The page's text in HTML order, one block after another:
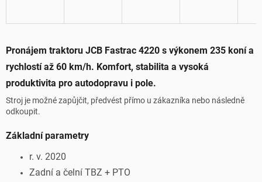
Pronájem traktoru JCB Fastrac 4220 s výkonem 235 koní a
rychlostí až 60 km/h. Komfort, stabilita a vysoká
produktivita pro autodopravu i pole.
Stroj je možné zapůjčit, předvést přímo u zákazníka nebo následně
odkoupit.
Základní parametry
r. v. 2020
Zadní a čelní TBZ + PTO